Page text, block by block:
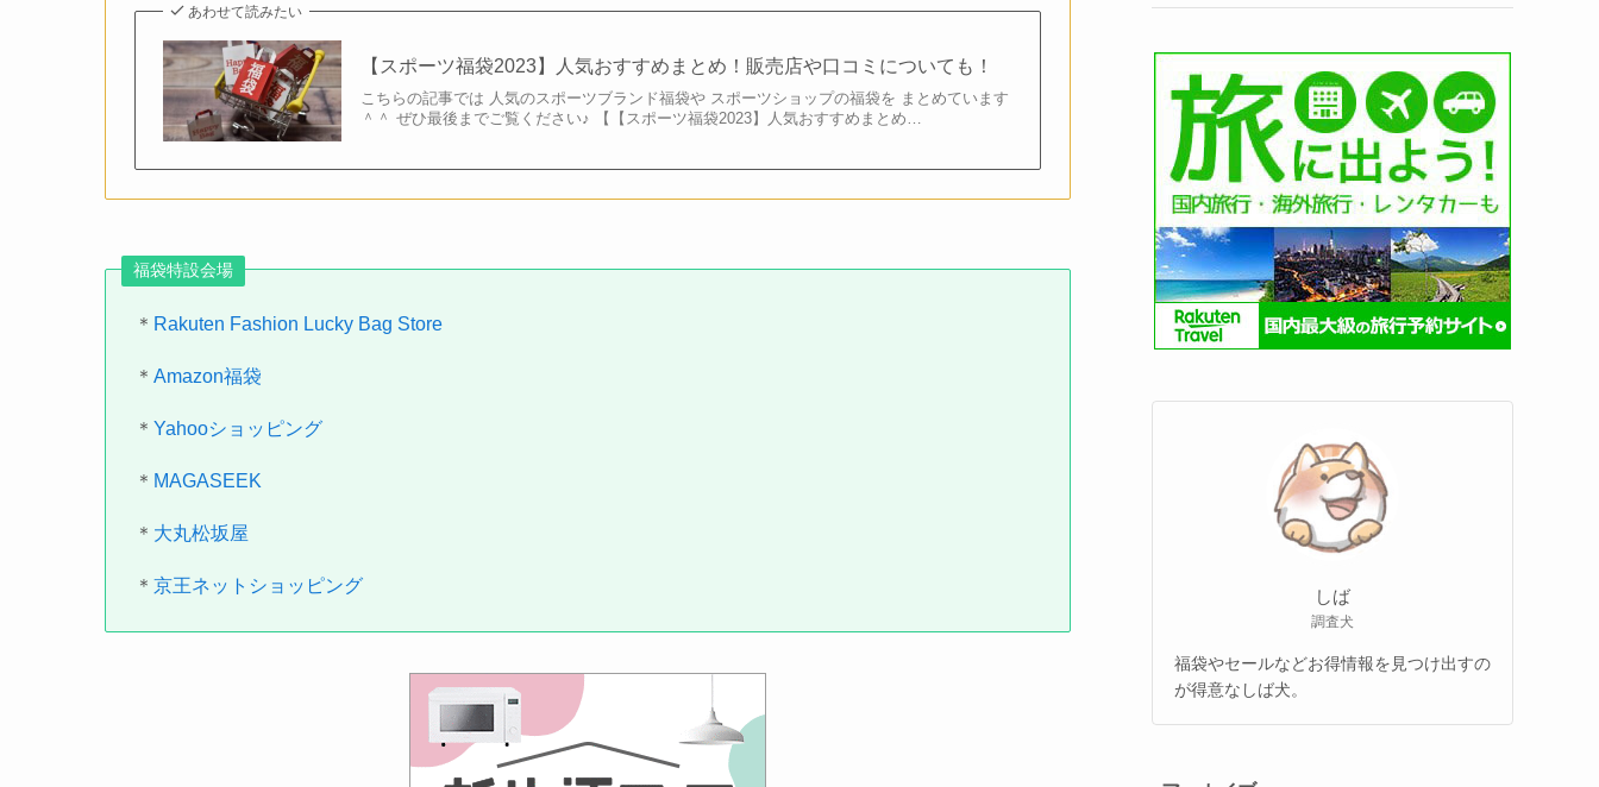
あわせて読みたい
【スポーツ福袋2023】人気おすすめまとめ！販売店や口コミについても！
こちらの記事では 人気のスポーツブランド福袋や スポーツショップの福袋を まとめています
＾＾ ぜひ最後までご覧ください♪ 【【スポーツ福袋2023】人気おすすめまとめ…
福袋特設会場
＊ Rakuten Fashion Lucky Bag Store
＊ Amazon福袋
＊ Yahooショッピング
＊ MAGASEEK
＊ 大丸松坂屋
＊ 京王ネットショッピング
しば
調査犬
福袋やセールなどお得情報を見つけ出すの
が得意なしば犬。